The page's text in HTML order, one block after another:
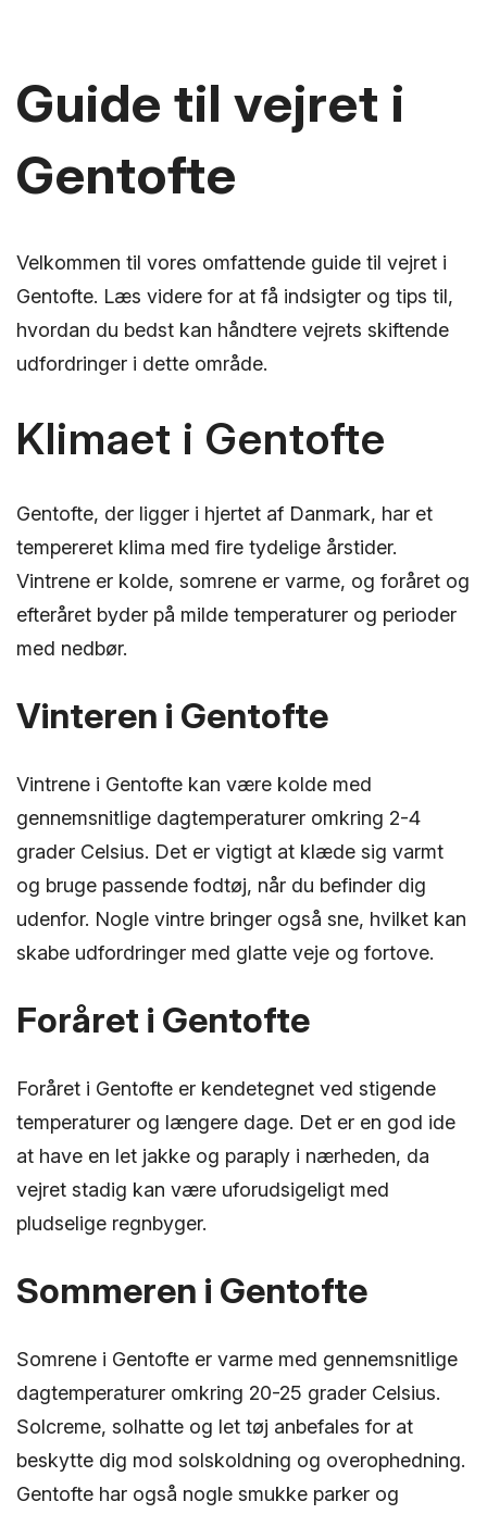
Guide til vejret i
Gentofte
Velkommen til vores omfattende guide til vejret i
Gentofte. Læs videre for at få indsigter og tips til,
hvordan du bedst kan håndtere vejrets skiftende
udfordringer i dette område.
Klimaet i Gentofte
Gentofte, der ligger i hjertet af Danmark, har et
tempereret klima med fire tydelige årstider.
Vintrene er kolde, somrene er varme, og foråret og
efteråret byder på milde temperaturer og perioder
med nedbør.
Vinteren i Gentofte
Vintrene i Gentofte kan være kolde med
gennemsnitlige dagtemperaturer omkring 2-4
grader Celsius. Det er vigtigt at klæde sig varmt
og bruge passende fodtøj, når du befinder dig
udenfor. Nogle vintre bringer også sne, hvilket kan
skabe udfordringer med glatte veje og fortove.
Foråret i Gentofte
Foråret i Gentofte er kendetegnet ved stigende
temperaturer og længere dage. Det er en god ide
at have en let jakke og paraply i nærheden, da
vejret stadig kan være uforudsigeligt med
pludselige regnbyger.
Sommeren i Gentofte
Somrene i Gentofte er varme med gennemsnitlige
dagtemperaturer omkring 20-25 grader Celsius.
Solcreme, solhatte og let tøj anbefales for at
beskytte dig mod solskoldning og overophedning.
Gentofte har også nogle smukke parker og